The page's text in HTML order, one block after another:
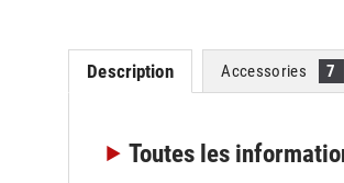
Description Accessories 7
Toutes les